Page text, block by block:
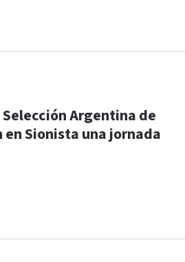
Argentina de
en Sionista una jornada